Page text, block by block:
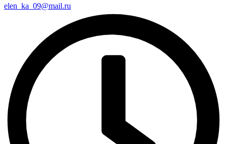
elen_ka_09@mail.ru